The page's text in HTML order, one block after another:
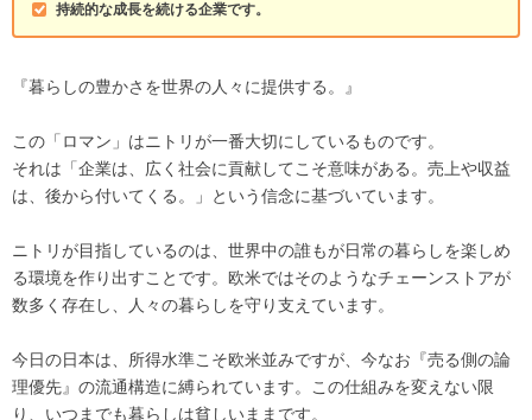
持続的な成長を続ける企業です。
『暮らしの豊かさを世界の人々に提供する。』
この「ロマン」はニトリが一番大切にしているものです。
それは「企業は、広く社会に貢献してこそ意味がある。売上や収益
は、後から付いてくる。」という信念に基づいています。
ニトリが目指しているのは、世界中の誰もが日常の暮らしを楽しめ
る環境を作り出すことです。欧米ではそのようなチェーンストアが
数多く存在し、人々の暮らしを守り支えています。
今日の日本は、所得水準こそ欧米並みですが、今なお『売る側の論
理優先』の流通構造に縛られています。この仕組みを変えない限
り、いつまでも暮らしは貧しいままです。